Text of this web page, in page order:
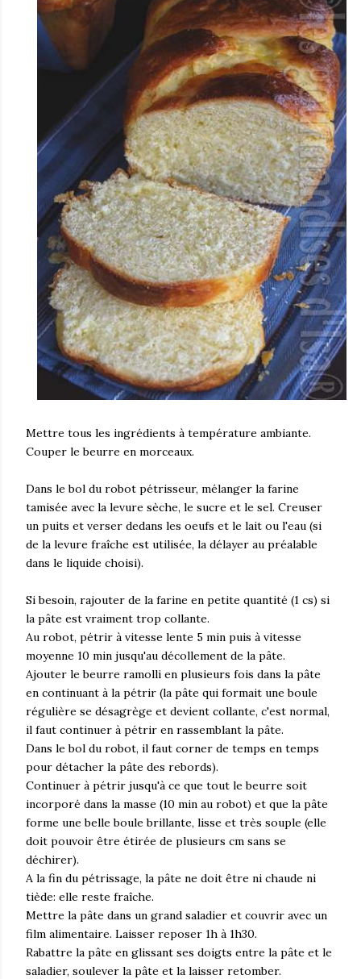
Mettre tous les ingrédients à température ambiante.
Couper le beurre en morceaux.
Dans le bol du robot pétrisseur, mélanger la farine
tamisée avec la levure sèche, le sucre et le sel. Creuser
un puits et verser dedans les oeufs et le lait ou l'eau (si
de la levure fraîche est utilisée, la délayer au préalable
dans le liquide choisi).
Si besoin, rajouter de la farine en petite quantité (1 cs) si
la pâte est vraiment trop collante.
Au robot, pétrir à vitesse lente 5 min puis à vitesse
moyenne 10 min jusqu'au décollement de la pâte.
Ajouter le beurre ramolli en plusieurs fois dans la pâte
en continuant à la pétrir (la pâte qui formait une boule
régulière se désagrège et devient collante, c'est normal,
il faut continuer à pétrir en rassemblant la pâte.
Dans le bol du robot, il faut corner de temps en temps
pour détacher la pâte des rebords).
Continuer à pétrir jusqu'à ce que tout le beurre soit
incorporé dans la masse (10 min au robot) et que la pâte
forme une belle boule brillante, lisse et très souple (elle
doit pouvoir être étirée de plusieurs cm sans se
déchirer).
A la fin du pétrissage, la pâte ne doit être ni chaude ni
tiède: elle reste fraîche.
Mettre la pâte dans un grand saladier et couvrir avec un
film alimentaire. Laisser reposer 1h à 1h30.
Rabattre la pâte en glissant ses doigts entre la pâte et le
saladier, soulever la pâte et la laisser retomber.